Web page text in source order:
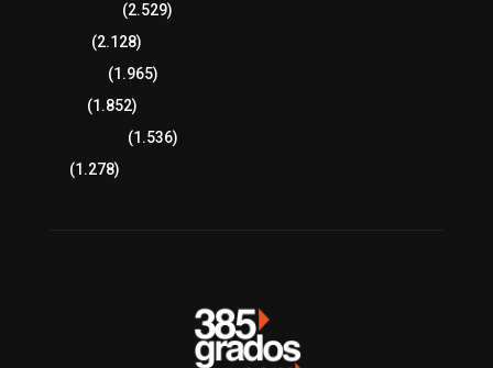
(2.529)
(2.128)
(1.965)
(1.852)
(1.536)
(1.278)